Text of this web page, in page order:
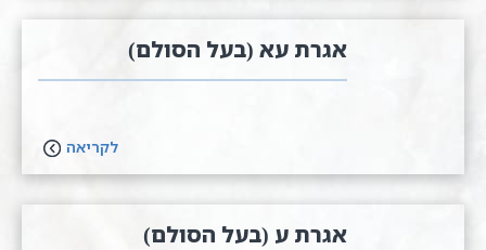
אגרת עא (בעל הסולם)
לקריאה
אגרת ע (בעל הסולם)